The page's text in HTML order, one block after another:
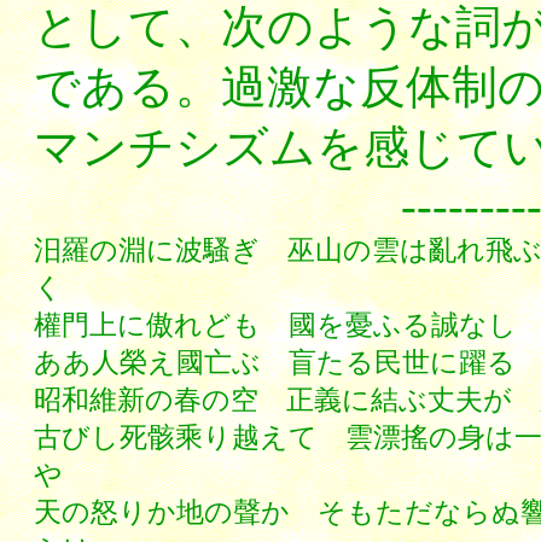
として、次のような詞
である。過激な反体制
マンチシズムを感じて
汨羅の淵に波騷ぎ 巫山の雲は亂れ飛
く
權門上に傲れども 國を憂ふる誠な
ああ人榮え國亡ぶ 盲たる民世に躍る
昭和維新の春の空 正義に結ぶ丈夫が
古びし死骸乘り越えて 雲漂搖の身は
や
天の怒りか地の聲か そもただなら